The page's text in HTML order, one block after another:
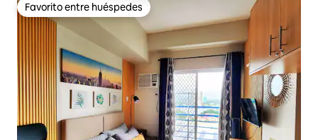
Favorito entre huéspedes
Favorito entre huéspedes